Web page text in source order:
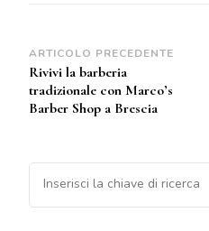
Navigazione
articoli
ARTICOLO PRECEDENTE
Rivivi la barberia
tradizionale con Marco’s
Barber Shop a Brescia
Cerchi qualcosa?